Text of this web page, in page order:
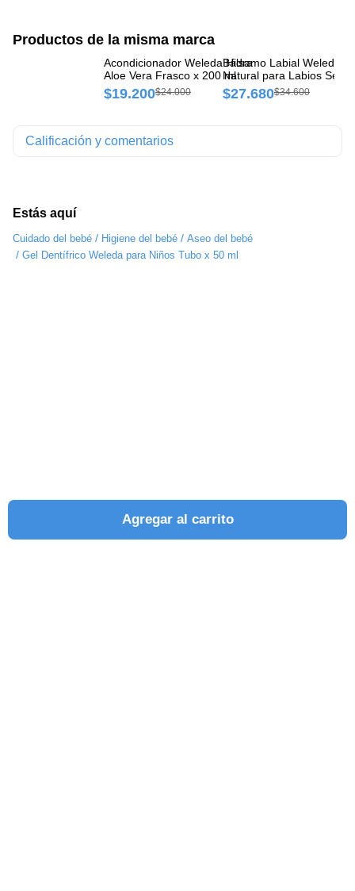
Estás aquí
Cuidado del bebé / Higiene del bebé / Aseo del bebé
/ Gel Dentífrico Weleda para Niños Tubo x 50 ml
Productos de la misma marca
Acondicionador Weleda Hidra
Aloe Vera Frasco x 200 ml
$19.200$24.000
Bálsamo Labial Weleda
Natural para Labios Secos
Barra x 4.8 g
$27.680$34.600
Agregar al carrito
Calificación y comentarios